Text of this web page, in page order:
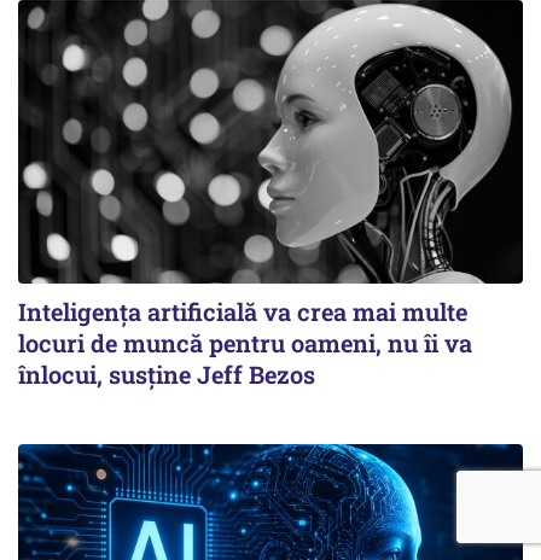
Inteligența artificială va crea mai multe
locuri de muncă pentru oameni, nu îi va
înlocui, susține Jeff Bezos